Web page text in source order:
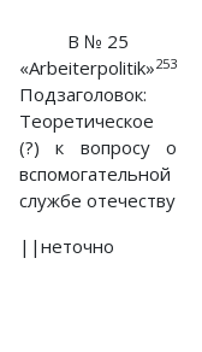
В № 25
«Arbeiterpolitik»253
Подзаголовок:
Теоретическое
(?) к вопросу о
вспомогательной
службе отечеству
||неточно